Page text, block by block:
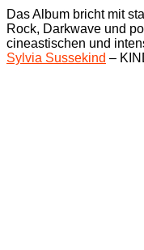
Das Album bricht mit
Rock, Darkwave und
cineastischen und
Sylvia Sussekind –